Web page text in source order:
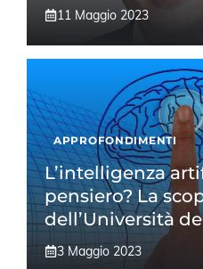
11 Maggio 2023
APPROFONDIMENTI
L’intelligenza
pensiero? La
dell’Università
3 Maggio 2023